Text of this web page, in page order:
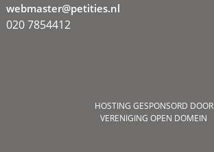
webmaster@petities.nl
020 7854412
HOSTING GESPONSORD DOOR
VERENIGING OPEN DOMEIN